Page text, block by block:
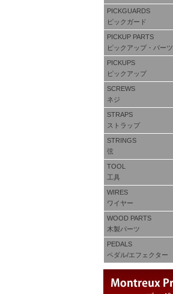
PICKGUARDS
ピックガード
PICKUP PARTS
ピックアップ・パーツ
PICKUPS
ピックアップ
SCREWS
ネジ
STRAPS
ストラップ
STRINGS
弦
TOOL
工具
WIRES
ワイヤー
WOOD PARTS
木製パーツ
PEDALS
ペダル/エフェクター